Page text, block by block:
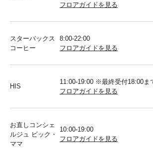
フロアガイドを見る
スターバックス
コーヒー
8:00-22:00
フロアガイドを見る
HIS
11:00-19:00 ※最終受付18:00ま
フロアガイドを見る
お直しコンシェ
ルジュ ビック・
ママ
10:00-19:00
フロアガイドを見る